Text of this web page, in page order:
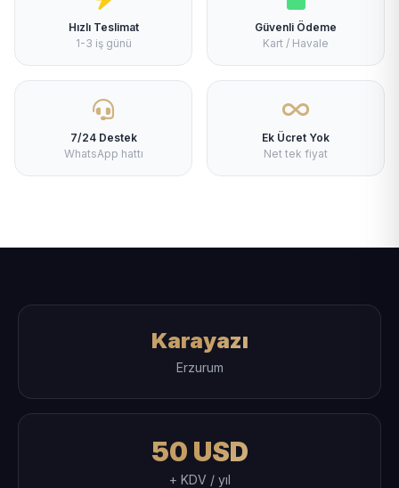
Hızlı Teslimat
1-3 iş günü
Güvenli Ödeme
Kart / Havale
7/24 Destek
WhatsApp hattı
Ek Ücret Yok
Net tek fiyat
Karayazı
Erzurum
50 USD
+ KDV / yıl